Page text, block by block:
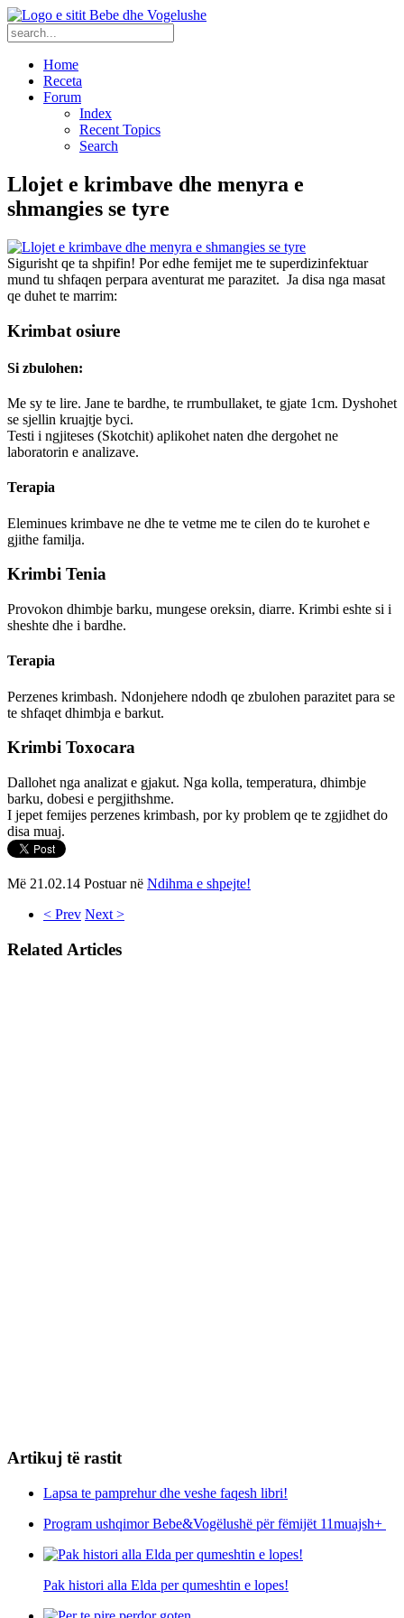
Home
Receta
Forum
Index
Recent Topics
Search
Llojet e krimbave dhe menyra e
shmangies se tyre
Sigurisht qe ta shpifin! Por edhe femijet me te superdizinfektuar
mund tu shfaqen perpara aventurat me parazitet. Ja disa nga masat
qe duhet te marrim:
Krimbat osiure
Si zbulohen:
Me sy te lire. Jane te bardhe, te rrumbullaket, te gjate 1cm. Dyshohet
se sjellin kruajtje byci.
Testi i ngjiteses (Skotchit) aplikohet naten dhe dergohet ne
laboratorin e analizave.
Terapia
Eleminues krimbave ne dhe te vetme me te cilen do te kurohet e
gjithe familja.
Krimbi Tenia
Provokon dhimbje barku, mungese oreksin, diarre. Krimbi eshte si i
sheshte dhe i bardhe.
Terapia
Perzenes krimbash. Ndonjehere ndodh qe zbulohen parazitet para se
te shfaqet dhimbja e barkut.
Krimbi Toxocara
Dallohet nga analizat e gjakut. Nga kolla, temperatura, dhimbje
barku, dobesi e pergjithshme.
I jepet femijes perzenes krimbash, por ky problem qe te zgjidhet do
disa muaj.
Më 21.02.14 Postuar në Ndihma e shpejte!
< Prev Next >
Related Articles
Artikuj të rastit
Lapsa te pamprehur dhe veshe faqesh libri!
Program ushqimor Bebe&Vogëlushë për fëmijët 11muajsh+
Pak histori alla Elda per qumeshtin e lopes!